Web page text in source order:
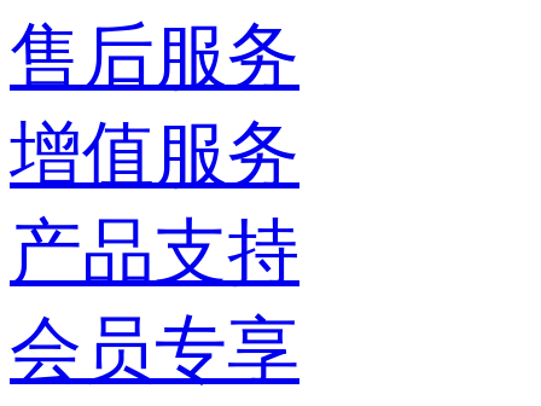
售后服务
增值服务
产品支持
会员专享